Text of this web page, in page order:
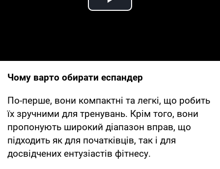
Play Video
Чому варто обирати еспандер
По-перше, вони компактні та легкі, що робить
їх зручними для тренувань. Крім того, вони
пропонують широкий діапазон вправ, що
підходить як для початківців, так і для
досвідчених ентузіастів фітнесу.